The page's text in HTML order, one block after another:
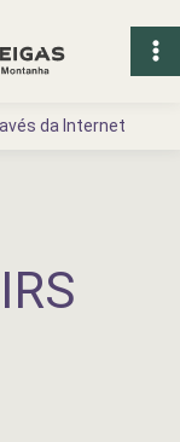
da Internet